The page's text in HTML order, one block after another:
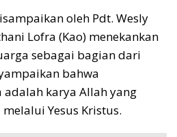
oleh Pdt. Wesly
Lofra (Kao) menekankan
sebagai bagian dari
bahwa
karya Allah yang
Yesus Kristus.